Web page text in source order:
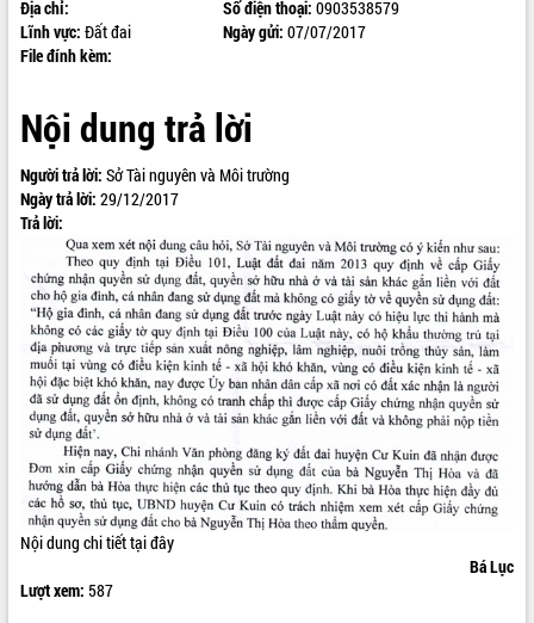
VIDEO
Loading the player...
Khám bệnh, cấp phát thuốc miễn phí
và tặng quà người dân xã Cư Pui
Hội nghị UBND tỉnh Đắk Lắk thường kỳ
tháng 7/2026
Lễ truy tặng danh hiệu “Bà Mẹ Việt
Nam Anh hùng” và trao Huân chương
Lao động
UBND tỉnh Đắk Lắk triển khai nhiệm
vụ 6 tháng cuối năm 2026
Kỳ họp thứ Hai, Hội đồng nhân dân
tỉnh khóa XI quyết nghị nhiều nội dung
quan trọng
Bí thư Tỉnh ủy Lương Nguyễn Minh
Triết thăm, tặng quà người có công với
Rà soát, hoàn thiện hệ thống thiết chế
ALBUM ẢNH
Địa chỉ:
Số điện thoại: 0903538579
Lĩnh vực: Đất đai Ngày gửi: 07/07/2017
File đính kèm:
Nội dung trả lời
Người trả lời: Sở Tài nguyên và Môi trường
Ngày trả lời: 29/12/2017
Trả lời:
Nội dung chi tiếttại đây
Bá Lục
Lượt xem: 587